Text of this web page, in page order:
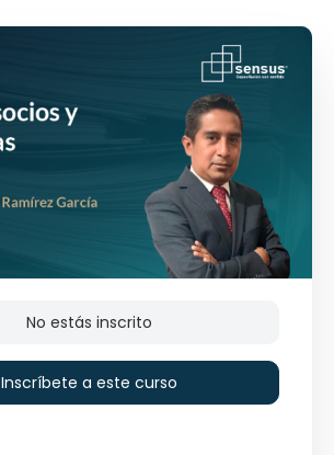
No estás inscrito
Inscríbete a este curso